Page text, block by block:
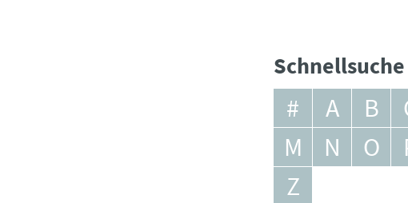
# A B
M
N O
Z